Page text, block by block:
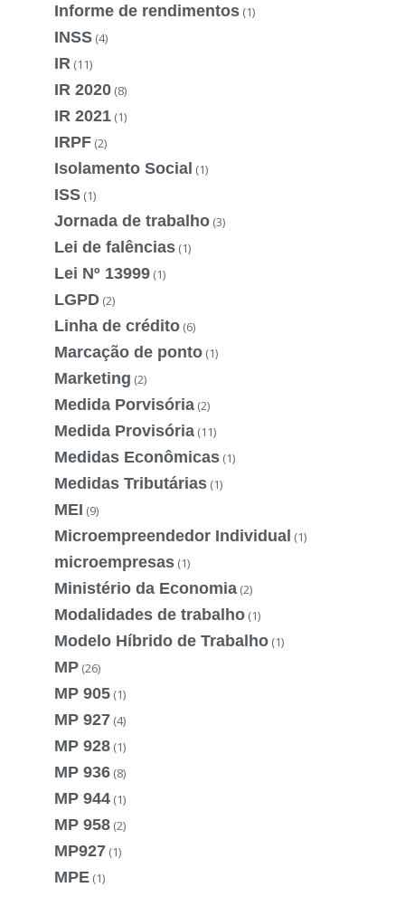
Informe de rendimentos (1)
INSS (4)
IR (11)
IR 2020 (8)
IR 2021 (1)
IRPF (2)
Isolamento Social (1)
ISS (1)
Jornada de trabalho (3)
Lei de falências (1)
Lei Nº 13999 (1)
LGPD (2)
Linha de crédito (6)
Marcação de ponto (1)
Marketing (2)
Medida Porvisória (2)
Medida Provisória (11)
Medidas Econômicas (1)
Medidas Tributárias (1)
MEI (9)
Microempreendedor Individual (1)
microempresas (1)
Ministério da Economia (2)
Modalidades de trabalho (1)
Modelo Híbrido de Trabalho (1)
MP (26)
MP 905 (1)
MP 927 (4)
MP 928 (1)
MP 936 (8)
MP 944 (1)
MP 958 (2)
MP927 (1)
MPE (1)